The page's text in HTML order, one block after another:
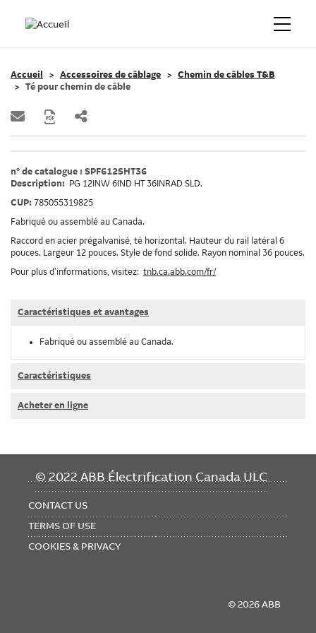
Accueil Accessoires de câblage
Chemin de câbles T&B
Té pour chemin de câble
n° de catalogue : SPF612SHT36
Description: PG 12INW 6IND HT 36INRAD SLD.
CUP: 785055319825
Fabriqué ou assemblé au Canada.
Raccord en acier prégalvanisé, té horizontal. Hauteur du rail latéral 6
pouces. Largeur 12 pouces. Style de fond solide. Rayon nominal 36 pouces.
Pour plus d’informations, visitez: tnb.ca.abb.com/fr/
Caractéristiques et avantages
Fabriqué ou assemblé au Canada.
Caractéristiques
Acheter en ligne
© 2022 ABB Électrification Canada ULC
FOOTER
CONTACT US
TERMS OF USE
COOKIES & PRIVACY
© 2026 ABB